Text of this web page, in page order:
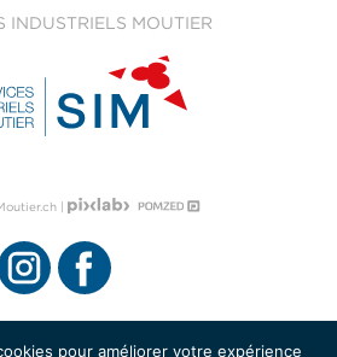
INDUSTRIELS MOUTIER
|
pour améliorer votre expérience